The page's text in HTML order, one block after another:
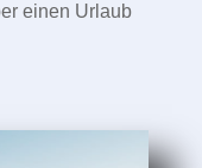
einen Urlaub